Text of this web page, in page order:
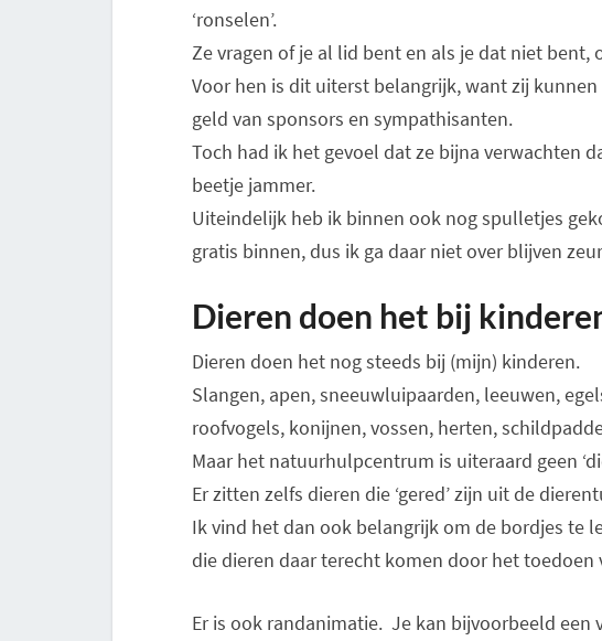
‘ronselen’.
Ze vragen of je al lid bent en als je dat niet bent,
Voor hen is dit uiterst belangrijk, want zij
geld van sponsors en sympathisanten.
Toch had ik het gevoel dat ze bijna verwachten
beetje jammer.
Uiteindelijk heb ik binnen ook nog spulletjes
gratis binnen, dus ik ga daar niet over blijven
Dieren doen het bij
Dieren doen het nog steeds bij (mijn) kinderen.
Slangen, apen, sneeuwluipaarden, leeuwen,
roofvogels, konijnen, vossen, herten,
Maar het natuurhulpcentrum is uiteraard geen
Er zitten zelfs dieren die ‘gered’ zijn uit de
Ik vind het dan ook belangrijk om de bordjes te
die dieren daar terecht komen door het toedoen
Er is ook randanimatie. Je kan bijvoorbeeld een